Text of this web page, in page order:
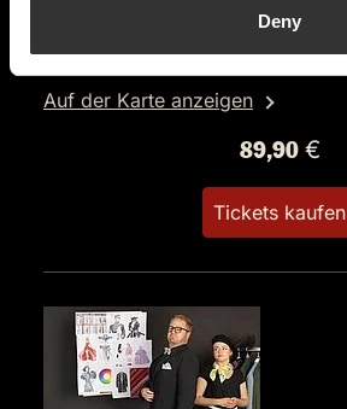
Deny
74523 Schwäbisch Hall
Auf der Karte anzeigen
89,90 €
Tickets kaufen